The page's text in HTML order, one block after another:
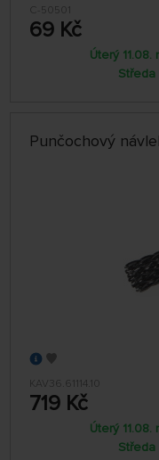
C-50501
69 Kč
Úterý
Středa
Punčochový
KAV36.61114.10
719 Kč
Úterý
Středa